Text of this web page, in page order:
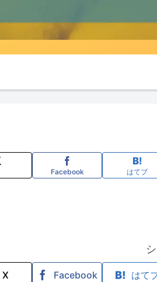
Facebook はてブ
X Facebook はて